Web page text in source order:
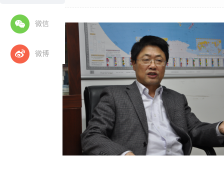
微信
微博